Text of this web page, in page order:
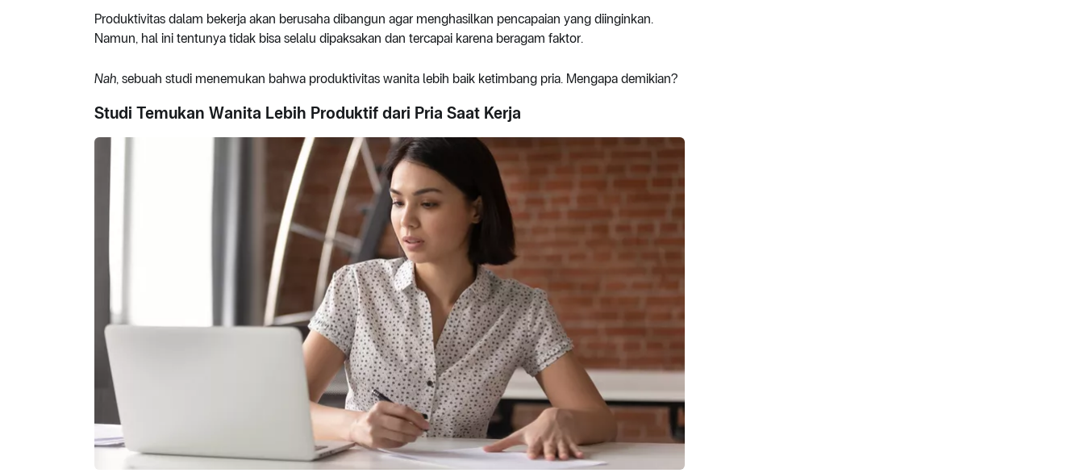
Produktivitas dalam bekerja akan berusaha dibangun agar menghasilkan pencapaian yang diinginkan.
Namun, hal ini tentunya tidak bisa selalu dipaksakan dan tercapai karena beragam faktor.
Nah, sebuah studi menemukan bahwa produktivitas wanita lebih baik ketimbang pria. Mengapa demikian?
Studi Temukan Wanita Lebih Produktif dari Pria Saat Kerja